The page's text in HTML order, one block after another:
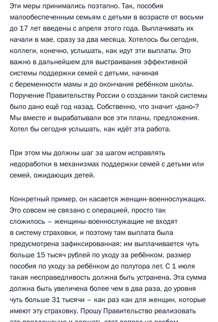
Эти меры принимались поэтапно. Так, пособия
малообеспеченным семьям с детьми в возрасте от восьми
до 17 лет введены с апреля этого года. Выплачивать их
начали в мае, сразу за два месяца. Хотелось бы сегодня,
коллеги, конечно, услышать, как идут эти выплаты. Это
важно в дальнейшем для выстраивания эффективной
системы поддержки семей с детьми, начиная
с беременности мамы и до окончания ребёнком школы.
Поручение Правительству России о создании такой системы
было дано ещё год назад. Собственно, что значит «дано»?
Мы вместе и вырабатывали все эти планы, предложения.
Хотел бы сегодня услышать, как идёт эта работа.
При этом мы должны шаг за шагом исправлять
недоработки в механизмах поддержки семей с детьми или
семей, ожидающих детей.
Конкретный пример, он касается женщин-военнослужащих.
Это совсем не связано с операцией, просто так
сложилось – женщины-военнослужащие не входят
в систему страховки, и поэтому там выплата была
предусмотрена зафиксированная: им выплачивается чуть
больше 15 тысяч рублей по уходу за ребёнком, размер
пособия по уходу за ребёнком до полутора лет. С 1 июля
такая несправедливость должна быть устранена. Эта сумма
должна быть увеличена более чем в два раза, до уровня
чуть больше 31 тысячи – как раз как для женщин, которые
имеют эту страховку. Прошу Правительство реализовать